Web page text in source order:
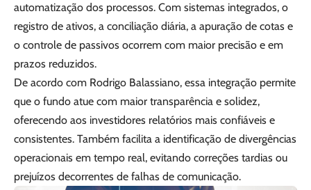
automatização dos processos. Com sistemas integrados, o
registro de ativos, a conciliação diária, a apuração de cotas e
o controle de passivos ocorrem com maior precisão e em
prazos reduzidos.
De acordo com Rodrigo Balassiano, essa integração permite
que o fundo atue com maior transparência e solidez,
oferecendo aos investidores relatórios mais confiáveis e
consistentes. Também facilita a identificação de divergências
operacionais em tempo real, evitando correções tardias ou
prejuízos decorrentes de falhas de comunicação.